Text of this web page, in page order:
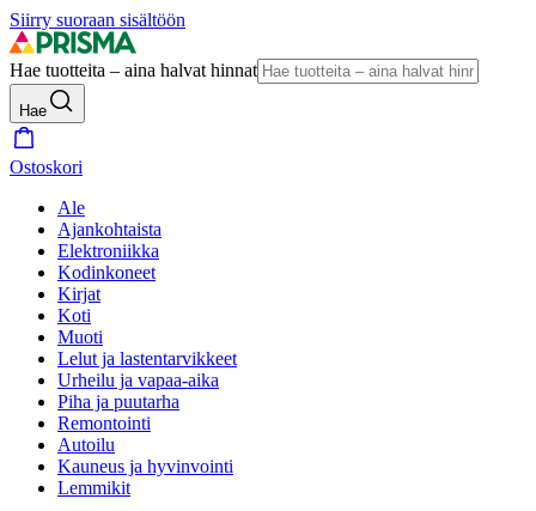
Siirry suoraan sisältöön
Hae tuotteita – aina halvat hinnat
Hae
Ostoskori
Ale
Ajankohtaista
Elektroniikka
Kodinkoneet
Kirjat
Koti
Muoti
Lelut ja lastentarvikkeet
Urheilu ja vapaa-aika
Piha ja puutarha
Remontointi
Autoilu
Kauneus ja hyvinvointi
Lemmikit